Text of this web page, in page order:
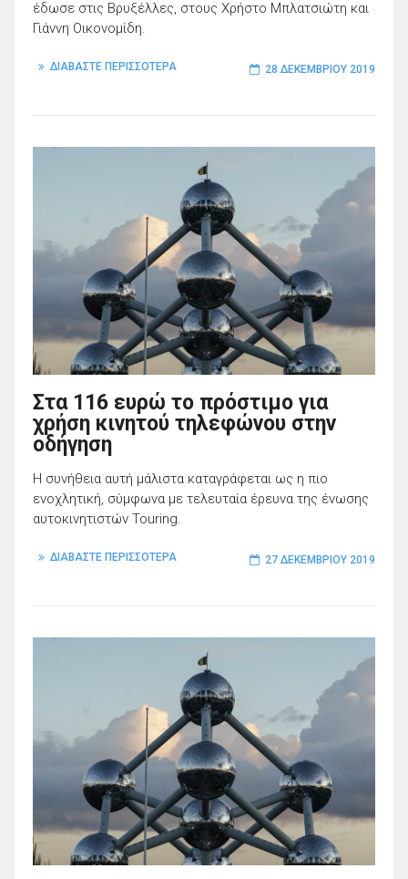
έδωσε στις Βρυξέλλες, στους Χρήστο Μπλατσιώτη και
Γιάννη Οικονομίδη.
ΔΙΑΒΑΣΤΕ ΠΕΡΙΣΣΟΤΕΡΑ 28 ΔΕΚΕΜΒΡΊΟΥ 2019
Στα 116 ευρώ το πρόστιμο για
χρήση κινητού τηλεφώνου στην
οδήγηση
Η συνήθεια αυτή μάλιστα καταγράφεται ως η πιο
ενοχλητική, σύμφωνα με τελευταία έρευνα της ένωσης
αυτοκινητιστών Touring.
ΔΙΑΒΑΣΤΕ ΠΕΡΙΣΣΟΤΕΡΑ 27 ΔΕΚΕΜΒΡΊΟΥ 2019